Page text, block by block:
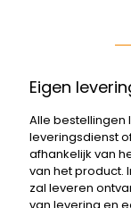
Eigen
Alle bestellingen
leveringsdienst
afhankelijk van
van het product.
zal leveren